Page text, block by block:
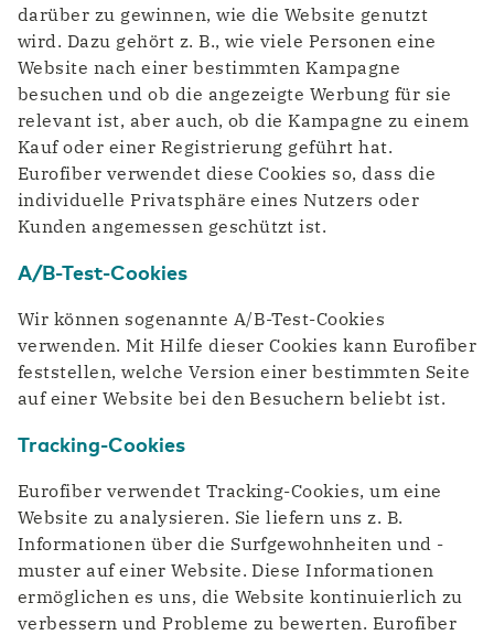
darüber zu gewinnen, wie die Website genutzt
wird. Dazu gehört z. B., wie viele Personen eine
Website nach einer bestimmten Kampagne
besuchen und ob die angezeigte Werbung für sie
relevant ist, aber auch, ob die Kampagne zu einem
Kauf oder einer Registrierung geführt hat.
Eurofiber verwendet diese Cookies so, dass die
individuelle Privatsphäre eines Nutzers oder
Kunden angemessen geschützt ist.
A/B-Test-Cookies
Wir können sogenannte A/B-Test-Cookies
verwenden. Mit Hilfe dieser Cookies kann Eurofiber
feststellen, welche Version einer bestimmten Seite
auf einer Website bei den Besuchern beliebt ist.
Tracking-Cookies
Eurofiber verwendet Tracking-Cookies, um eine
Website zu analysieren. Sie liefern uns z. B.
Informationen über die Surfgewohnheiten und -
muster auf einer Website. Diese Informationen
ermöglichen es uns, die Website kontinuierlich zu
verbessern und Probleme zu bewerten. Eurofiber